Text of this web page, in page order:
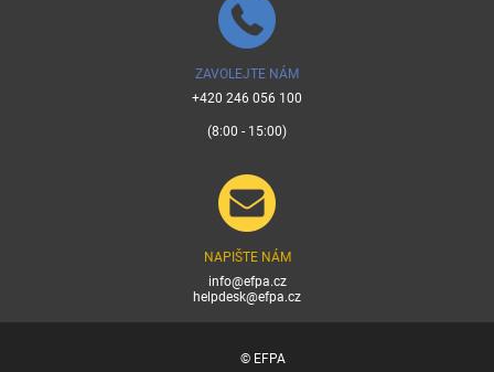
ZAVOLEJTE NÁM
+420 246 056 100
(8:00 - 15:00)
NAPIŠTE NÁM
info@efpa.cz
helpdesk@efpa.cz
© EFPA